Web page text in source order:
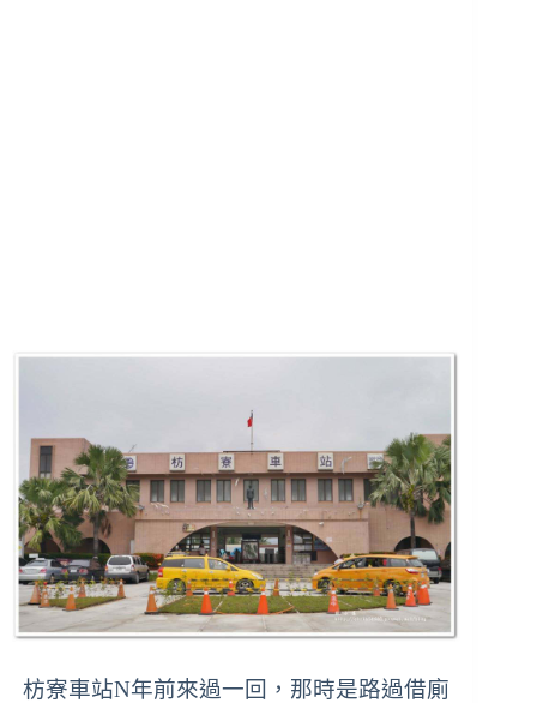
枋寮車站N年前來過一回，那時是路過借廁